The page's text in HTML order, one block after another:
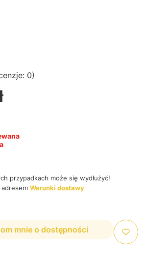
0)
przypadkach może się wydłużyć!
Warunki dostawy
mnie o dostępności